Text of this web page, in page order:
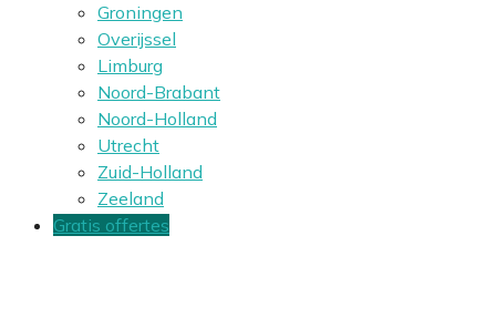
Groningen
Overijssel
Limburg
Noord-Brabant
Noord-Holland
Utrecht
Zuid-Holland
Zeeland
Gratis offertes